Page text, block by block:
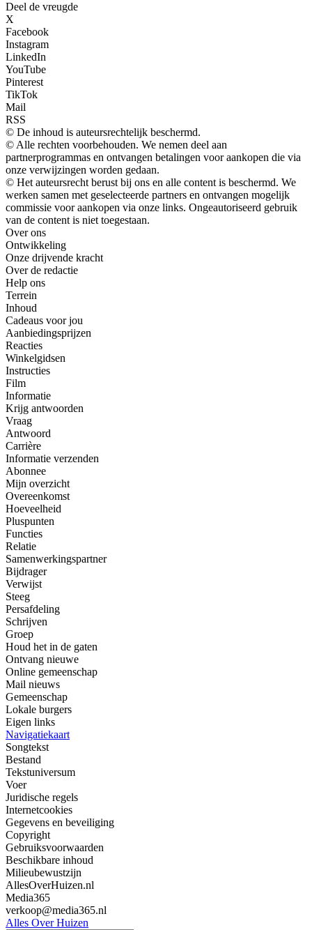
Deel de vreugde
X
Facebook
Instagram
LinkedIn
YouTube
Pinterest
TikTok
Mail
RSS
© De inhoud is auteursrechtelijk beschermd.
© Alle rechten voorbehouden. We nemen deel aan
partnerprogrammas en ontvangen betalingen voor aankopen die via
onze verwijzingen worden gedaan.
© Het auteursrecht berust bij ons en alle content is beschermd. We
werken samen met geselecteerde partners en ontvangen mogelijk
commissie voor aankopen via onze links. Ongeautoriseerd gebruik
van de content is niet toegestaan.
Over ons
Ontwikkeling
Onze drijvende kracht
Over de redactie
Help ons
Terrein
Inhoud
Cadeaus voor jou
Aanbiedingsprijzen
Reacties
Winkelgidsen
Instructies
Film
Informatie
Krijg antwoorden
Vraag
Antwoord
Carrière
Informatie verzenden
Abonnee
Mijn overzicht
Overeenkomst
Hoeveelheid
Pluspunten
Functies
Relatie
Samenwerkingspartner
Bijdrager
Verwijst
Steeg
Persafdeling
Schrijven
Groep
Houd het in de gaten
Ontvang nieuwe
Online gemeenschap
Mail nieuws
Gemeenschap
Lokale burgers
Eigen links
Navigatiekaart
Songtekst
Bestand
Tekstuniversum
Voer
Juridische regels
Internetcookies
Gegevens en beveiliging
Copyright
Gebruiksvoorwaarden
Beschikbare inhoud
Milieubewustzijn
AllesOverHuizen.nl
Media365
verkoop@media365.nl
Alles Over Huizen